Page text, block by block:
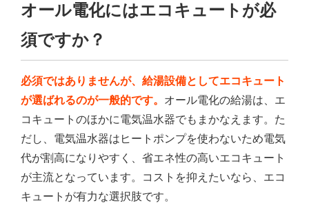
オール電化にはエコキュートが必
須ですか？
必須ではありませんが、給湯設備としてエコキュート
が選ばれるのが一般的です。 オール電化の給湯は、エ
コキュートのほかに電気温水器でもまかなえます。た
だし、電気温水器はヒートポンプを使わないため電気
代が割高になりやすく、省エネ性の高いエコキュート
が主流となっています。コストを抑えたいなら、エコ
キュートが有力な選択肢です。